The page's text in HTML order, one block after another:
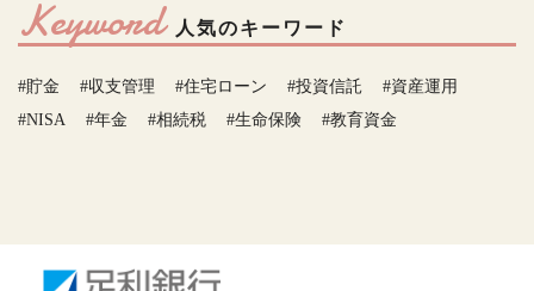
Keyword 人気のキーワード
#貯金 #収支管理 #住宅ローン #投資信託
#資産運用
#NISA
#年金 #相続税 #生命保険 #教育資金